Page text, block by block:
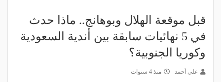
قبل موقعة الهلال وبوهانج.. ماذا حدث
في 5 نهائيات سابقة بين أندية السعودية
وكوريا الجنوبية؟
علي أحمد منذ 4 سنوات